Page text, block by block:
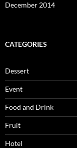
December 2014
CATEGORIES
Dessert
Event
Food and Drink
Fruit
Hotel